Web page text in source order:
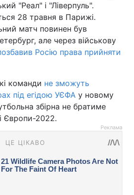
"Реал" і "Ліверпуль".
28 травня в Парижі.
матч повинен був
але через військову
Росію права прийняти
команди не зможуть
під егідою УЄФА у новому
збірна не братиме
Європи-2022.
Реклама